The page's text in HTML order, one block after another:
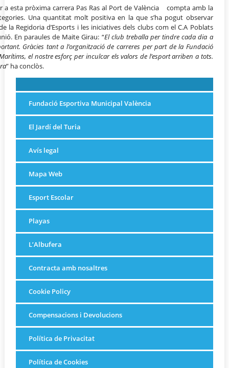
a esta pròxima carrera Pas Ras al Port de València compta amb la
Una quantitat molt positiva en la que s’ha pogut observar
la Regidoria d’Esports i les iniciatives dels clubs com el C.A Poblats
En paraules de Maite Girau: “El club treballa per tindre cada dia a
Gràcies tant a l’organització de carreres per part de la Fundació
el nostre esforç per inculcar els valors de l’esport arriben a tots.
” ha conclòs.
Fundació Esportiva Municipal València
El Jardí del Turia
Avís legal
Mapa Web
Esport Escolar
Playas
L’Albufera
Contracta amb nosaltres
Cookie Policy
Compensacions i Devolucions
Política de Privacitat
Política de Cookies